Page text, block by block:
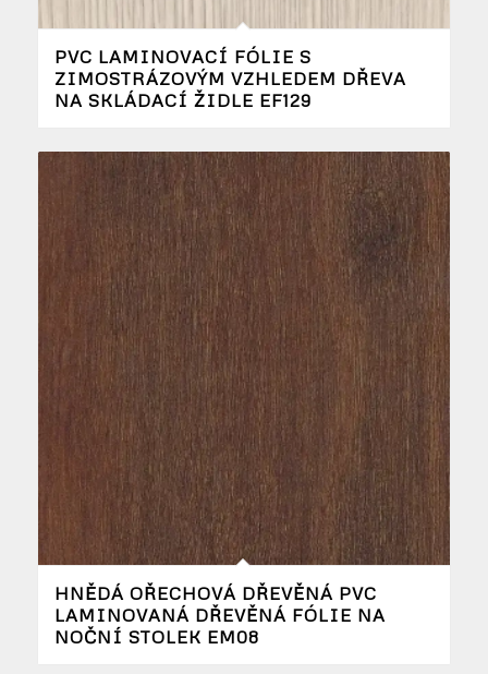
PVC LAMINOVACÍ FÓLIE S
ZIMOSTRÁZOVÝM VZHLEDEM DŘEVA
NA SKLÁDACÍ ŽIDLE EF129
HNĚDÁ OŘECHOVÁ DŘEVĚNÁ PVC
LAMINOVANÁ DŘEVĚNÁ FÓLIE NA
NOČNÍ STOLEK EM08